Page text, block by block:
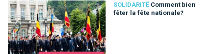
SOLIDARITÉ Comment bien
fêter la fête nationale?
Comment bien fêter la fête nationale?